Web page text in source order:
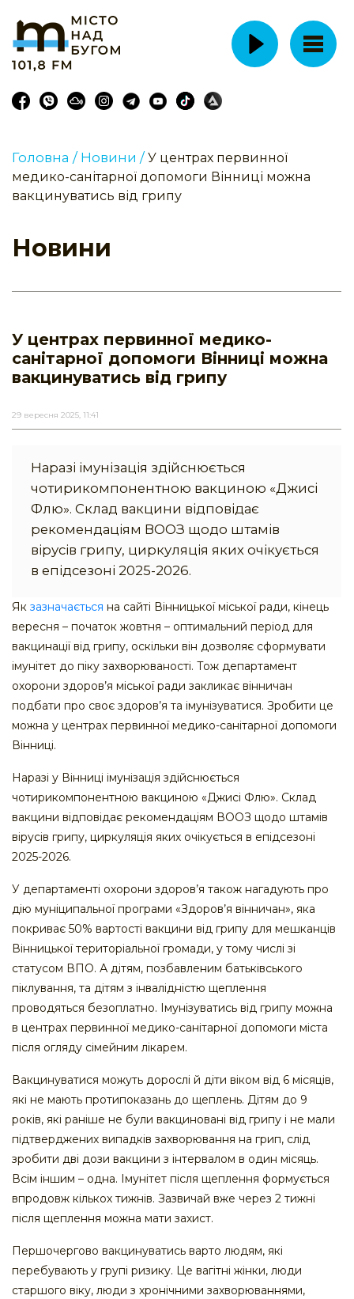
Головна / Новини / У центрах первинної
медико-санітарної допомоги Вінниці можна
вакцинуватись від грипу
Новини
У центрах первинної медико-
санітарної допомоги Вінниці можна
вакцинуватись від грипу
29 вересня 2025, 11:41
Наразі імунізація здійснюється
чотирикомпонентною вакциною «Джисі
Флю». Склад вакцини відповідає
рекомендаціям ВООЗ щодо штамів
вірусів грипу, циркуляція яких очікується
в епідсезоні 2025-2026.
Як зазначається на сайті Вінницької міської ради, кінець
вересня – початок жовтня – оптимальний період для
вакцинації від грипу, оскільки він дозволяє сформувати
імунітет до піку захворюваності. Тож департамент
охорони здоров’я міської ради закликає вінничан
подбати про своє здоров’я та імунізуватися. Зробити це
можна у центрах первинної медико-санітарної допомоги
Вінниці.
Наразі у Вінниці імунізація здійснюється
чотирикомпонентною вакциною «Джисі Флю». Склад
вакцини відповідає рекомендаціям ВООЗ щодо штамів
вірусів грипу, циркуляція яких очікується в епідсезоні
2025-2026.
У департаменті охорони здоров’я також нагадують про
дію муніципальної програми «Здоров’я вінничан», яка
покриває 50% вартості вакцини від грипу для мешканців
Вінницької територіальної громади, у тому числі зі
статусом ВПО. А дітям, позбавленим батьківського
піклування, та дітям з інвалідністю щеплення
проводяться безоплатно. Імунізуватись від грипу можна
в центрах первинної медико-санітарної допомоги міста
після огляду сімейним лікарем.
Вакцинуватися можуть дорослі й діти віком від 6 місяців,
які не мають протипоказань до щеплень. Дітям до 9
років, які раніше не були вакциновані від грипу і не мали
підтверджених випадків захворювання на грип, слід
зробити дві дози вакцини з інтервалом в один місяць.
Всім іншим – одна. Імунітет після щеплення формується
впродовж кількох тижнів. Зазвичай вже через 2 тижні
після щеплення можна мати захист.
Першочергово вакцинуватись варто людям, які
перебувають у групі ризику. Це вагітні жінки, люди
старшого віку, люди з хронічними захворюваннями,